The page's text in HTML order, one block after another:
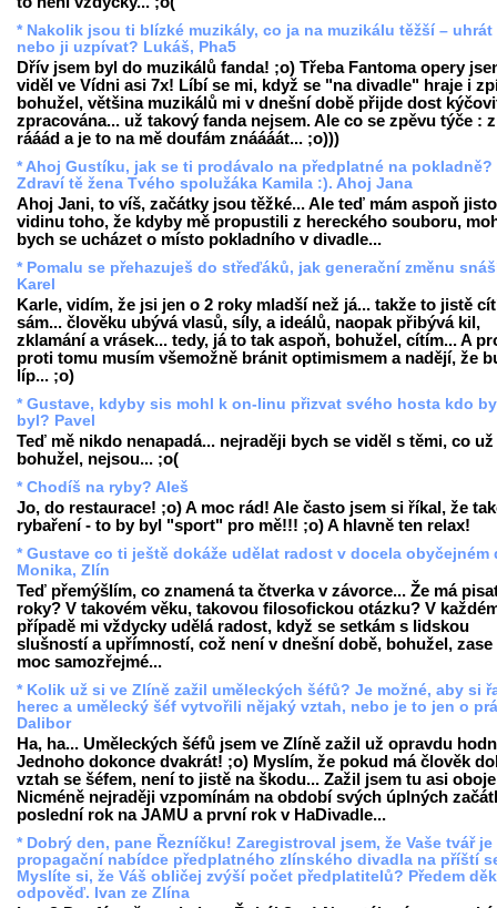
* Nakolik jsou ti blízké muzikály, co ja na muzikálu těžší – uhrát
nebo ji uzpívat? Lukáš, Pha5
Dřív jsem byl do muzikálů fanda! ;o) Třeba Fantoma opery
viděl ve Vídni asi 7x! Líbí se mi, když se "na divadle" hraje i
bohužel, většina muzikálů mi v dnešní době přijde dost
zpracována... už takový fanda nejsem. Ale co se zpěvu týče :
rááád a je to na mě doufám znáááát... ;o)))
* Ahoj Gustíku, jak se ti prodávalo na předplatné na pokladně?
Zdraví tě žena Tvého spolužáka Kamila :). Ahoj Jana
Ahoj Jani, to víš, začátky jsou těžké... Ale teď mám aspoň
vidinu toho, že kdyby mě propustili z hereckého souboru,
bych se ucházet o místo pokladního v divadle...
* Pomalu se přehazuješ do střeďáků, jak generační změnu
Karel
Karle, vidím, že jsi jen o 2 roky mladší než já... takže to jistě
sám... člověku ubývá vlasů, síly, a ideálů, naopak přibývá kil,
zklamání a vrásek... tedy, já to tak aspoň, bohužel, cítím... A
proti tomu musím všemožně bránit optimismem a nadějí, že
líp... ;o)
* Gustave, kdyby sis mohl k on-linu přizvat svého hosta kdo
byl? Pavel
Teď mě nikdo nenapadá... nejraději bych se viděl s těmi, co
bohužel, nejsou... ;o(
* Chodíš na ryby? Aleš
Jo, do restaurace! ;o) A moc rád! Ale často jsem si říkal, že
rybaření - to by byl "sport" pro mě!!! ;o) A hlavně ten relax!
* Gustave co ti ještě dokáže udělat radost v docela obyčejném
Monika, Zlín
Teď přemýšlím, co znamená ta čtverka v závorce... Že má
roky? V takovém věku, takovou filosofickou otázku? V
případě mi vždycky udělá radost, když se setkám s lidskou
slušností a upřímností, což není v dnešní době, bohužel, zase
moc samozřejmé...
* Kolik už si ve Zlíně zažil uměleckých šéfů? Je možné, aby si
herec a umělecký šéf vytvořili nějaký vztah, nebo je to jen o
Dalibor
Ha, ha... Uměleckých šéfů jsem ve Zlíně zažil už opravdu
Jednoho dokonce dvakrát! ;o) Myslím, že pokud má člověk
vztah se šéfem, není to jistě na škodu... Zažil jsem tu asi
Nicméně nejraději vzpomínám na období svých úplných
poslední rok na JAMU a první rok v HaDivadle...
* Dobrý den, pane Řezníčku! Zaregistroval jsem, že Vaše tvář je
propagační nabídce předplatného zlínského divadla na příští
Myslíte si, že Váš obličej zvýší počet předplatitelů? Předem
odpověď. Ivan ze Zlína